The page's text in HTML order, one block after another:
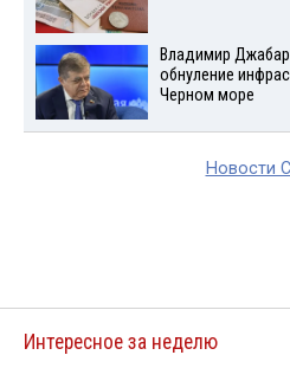
Владимир
обнуление
Черном море
Новости
Интересное за неделю